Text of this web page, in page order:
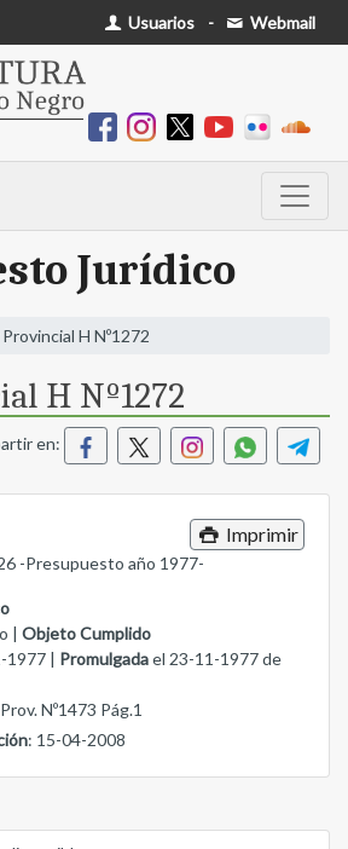
Usuarios - Webmail
Jurídico
H Nº1272
H Nº1272
en:
Imprimir
-Presupuesto año 1977-
| Objeto Cumplido
| Promulgadael 23-11-1977 de
Nº1473 Pág.1
: 15-04-2008